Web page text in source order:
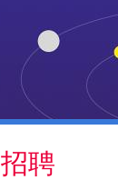
聘